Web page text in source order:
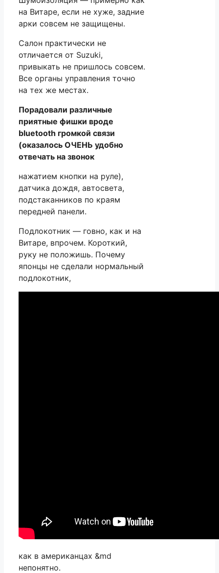
на Витаре, если не хуже, задние
арки совсем не защищены.
Салон практически не
отличается от Suzuki,
привыкать не пришлось совсем.
Все органы управления точно
на тех же местах.
Порадовали различные
приятные фишки вроде
bluetooth громкой связи
(оказалось ОЧЕНЬ удобно
отвечать на звонок
нажатием кнопки на руле),
датчика дождя, автосвета,
подстаканников по краям
передней панели.
Подлокотник — говно, как и на
Витаре, впрочем. Короткий,
руку не положишь. Почему
японцы не сделали нормальный
подлокотник,
как в американцах &md
непонятно.